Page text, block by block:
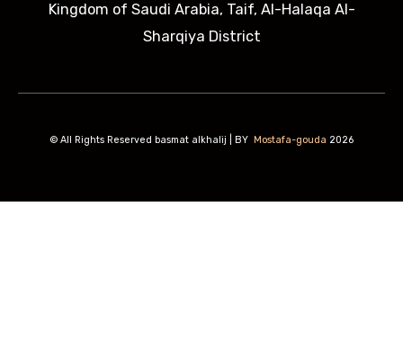
Kingdom of Saudi Arabia, Taif, Al-Halaqa Al-
Sharqiya District
All Rights Reserved basmat alkhalij | BY Mostafa-gouda2026 ©